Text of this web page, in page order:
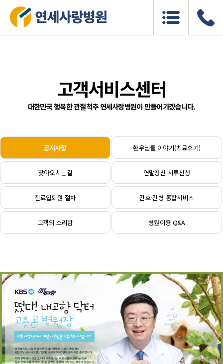
고객서비스센터
대한민국 행복한 관절척추 연세사랑병원이 만들어가겠습니다.
공지사항 환우님들 이야기(치료후기)
찾아오시는길 연말정산 서류신청
진료입퇴원 절차 간호·간병 통합서비스
고객의 소리함 병원이용 Q&A